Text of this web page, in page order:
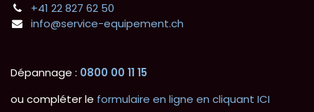
+41 22 827 62 50
info@service-equipement.ch
Dépannage : 0800 00 11 15
ou compléter le formulaire en ligne en cliquant ICI